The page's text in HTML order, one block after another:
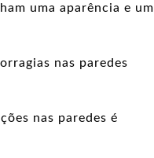
uma aparência e um
nas paredes
nas paredes é